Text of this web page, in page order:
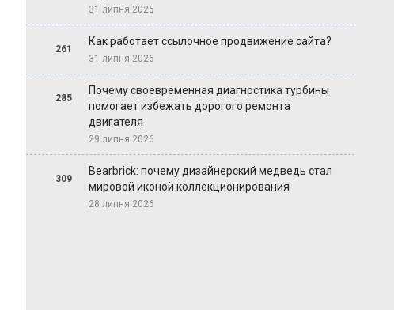
31 липня 2026
261
Как работает ссылочное продвижение сайта?
31 липня 2026
285
Почему своевременная диагностика турбины
помогает избежать дорогого ремонта
двигателя
29 липня 2026
309
Bearbrick: почему дизайнерский медведь стал
мировой иконой коллекционирования
28 липня 2026